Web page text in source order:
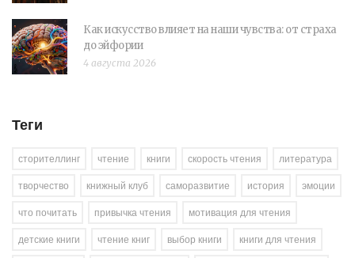
Как искусство влияет на наши чувства: от страха
до эйфории
4 августа 2026
Теги
сторителлинг чтение книги скорость чтения
литература
творчество
книжный клуб саморазвитие история
эмоции
что почитать
привычка чтения
мотивация для чтения
детские книги
чтение книг выбор книги
книги для чтения